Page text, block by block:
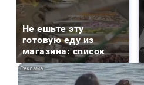
Не ешьте эту
готовую еду из
магазина: список